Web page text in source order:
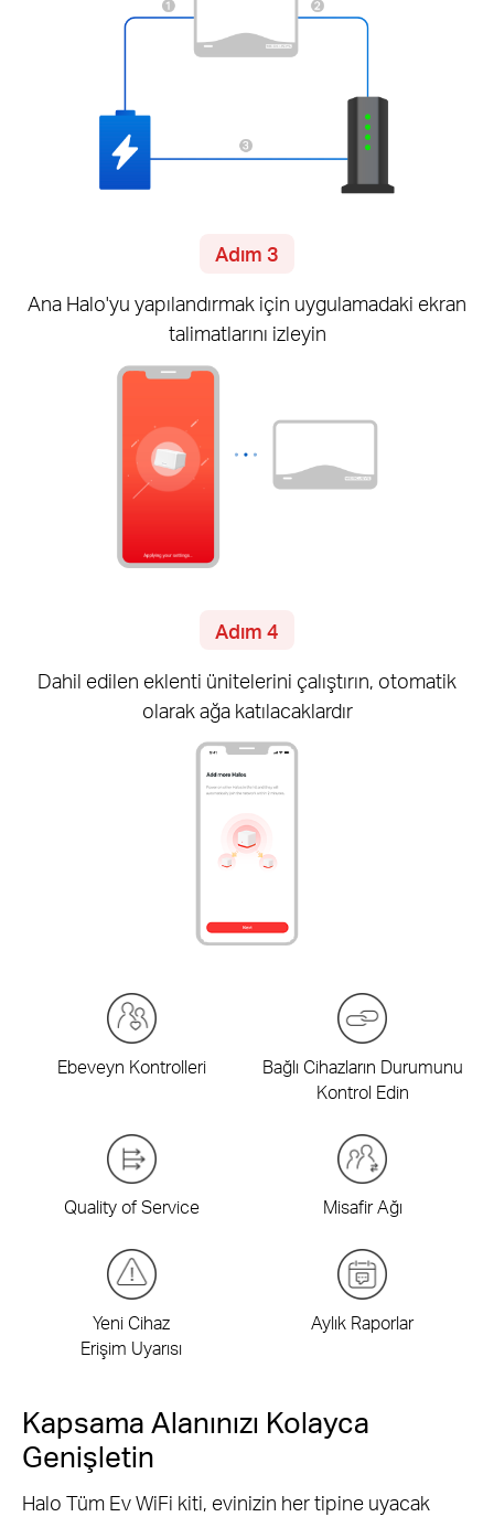
Adım 3
Ana Halo'yu yapılandırmak için uygulamadaki ekran
talimatlarını izleyin
Adım 4
Dahil edilen eklenti ünitelerini çalıştırın, otomatik
olarak ağa katılacaklardır
Ebeveyn Kontrolleri
Bağlı Cihazların Durumunu
Kontrol Edin
Quality of Service Misafir Ağı
Yeni Cihaz
Erişim Uyarısı
Aylık Raporlar
Kapsama Alanınızı Kolayca
Genişletin
Halo Tüm Ev WiFi kiti, evinizin her tipine uyacak